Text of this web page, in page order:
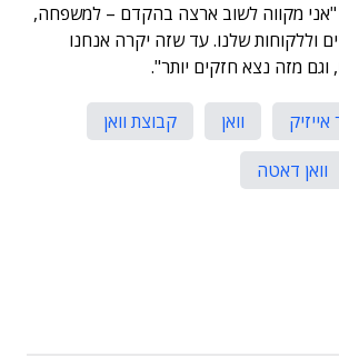
"אני מקווה לשוב ארצה בהקדם – למשפחה,
וללקוחות שלנו. עד שזה יקרה אנחנו
מזה נצא חזקים יותר".
אייזיק וואן
קבוצת וואן
וואן דאטה